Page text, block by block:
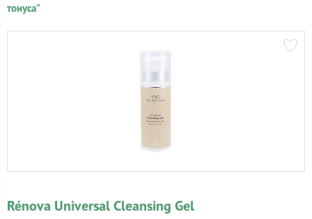
тонуса"
Rénova Universal Cleansing Gel